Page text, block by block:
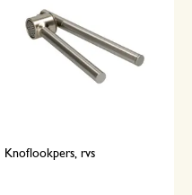
Knoflookpers, rvs